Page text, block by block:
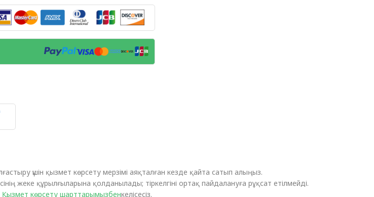
үшін қызмет көрсету мерзімі аяқталған кезде қайта сатып алыңыз.
жеке құрылғыларына қолданылады; тіркелгіні ортақ пайдалануға рұқсат етілмейді.
Қызмет көрсету шарттарымызбенкелісесіз.